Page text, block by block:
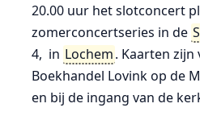
20.00 uur het slotconcert
zomerconcertseries in de
4, in Lochem. Kaarten
Boekhandel Lovink op de
en bij de ingang van de